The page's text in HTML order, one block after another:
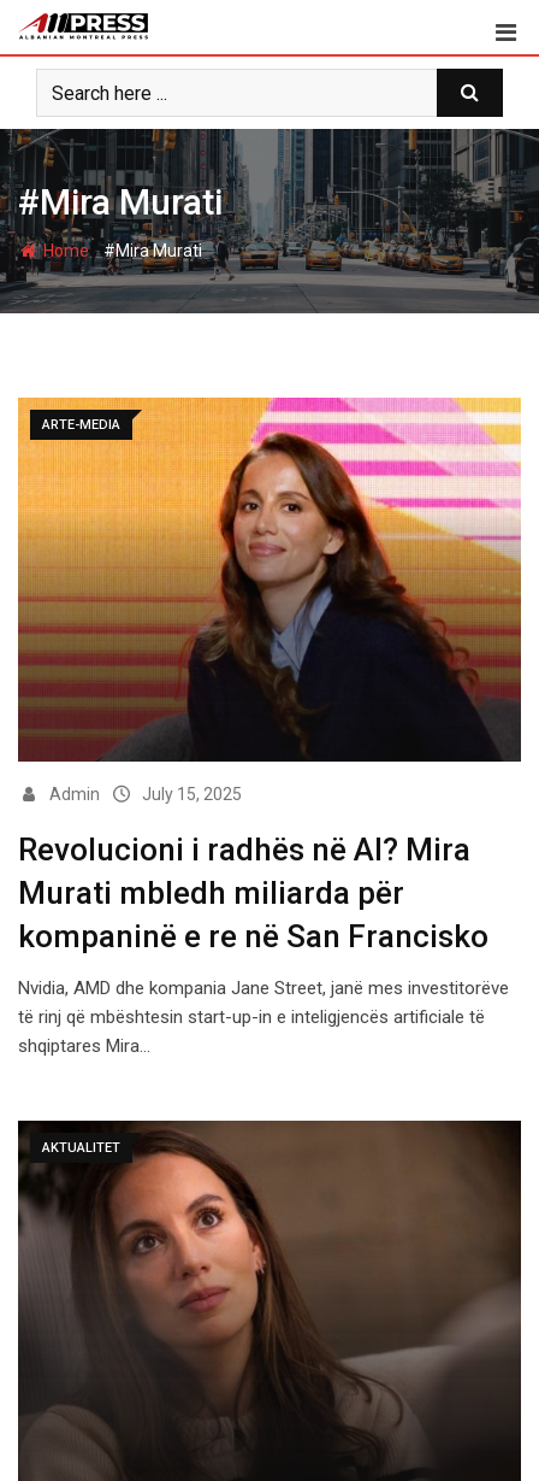
content
#Mira Murati
Home-#Mira Murati
ARTE-MEDIA
Admin July 15, 2025
Revolucioni i radhës në AI? Mira
Murati mbledh miliarda për
kompaninë e re në San Francisko
Nvidia, AMD dhe kompania Jane Street, janë mes investitorëve
të rinj që mbështesin start-up-in e inteligjencës artificiale të
shqiptares Mira…
AKTUALITET